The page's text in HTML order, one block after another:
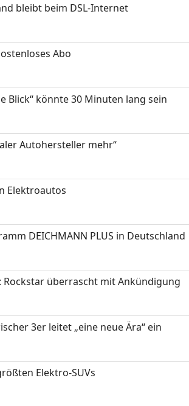
bleibt beim DSL-Internet
Abo
Blick“ könnte 30 Minuten lang sein
Autohersteller mehr“
Elektroautos
DEICHMANN PLUS in Deutschland
Rockstar überrascht mit Ankündigung
3er leitet „eine neue Ära“ ein
Elektro-SUVs